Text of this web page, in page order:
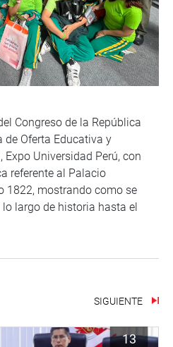
Congreso de la República
de Oferta Educativa y
Universidad Perú, con
referente al Palacio
1822, mostrando como se
largo de historia hasta el
SIGUIENTE
13